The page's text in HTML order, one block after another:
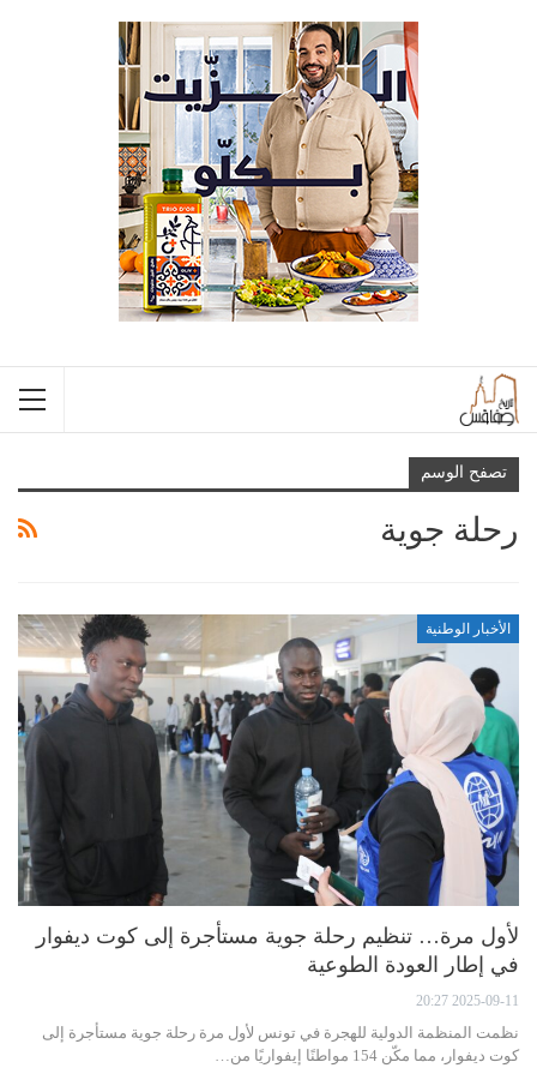
تصفح الوسم
رحلة جوية
الأخبار الوطنية
لأول مرة… تنظيم رحلة جوية مستأجرة إلى كوت ديفوار
في إطار العودة الطوعية
2025-09-11 20:27
نظمت المنظمة الدولية للهجرة في تونس لأول مرة رحلة جوية مستأجرة إلى
كوت ديفوار، مما مكّن 154 مواطنًا إيفواريًا من…